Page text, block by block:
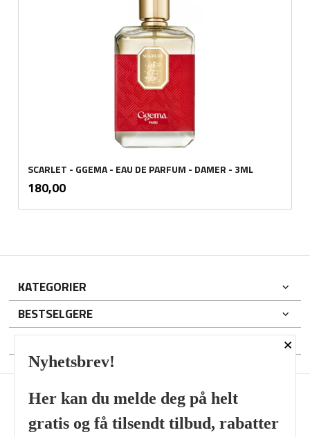
SCARLET - GGEMA - EAU DE PARFUM - DAMER - 3ML
Pris
180,00mva.
KATEGORIER
BESTSELGERE
DIN KONTO
×
Nyhetsbrev!
Her kan du melde deg på helt
gratis og få tilsendt tilbud, rabatter